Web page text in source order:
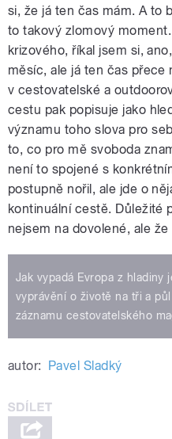
si, že já ten čas mám. A to
to takový zlomový
krizového, říkal jsem si,
měsíc, ale já ten čas přece
v cestovatelské a
cestu pak popisuje jako
významu toho slova pro
to, co pro mě svoboda
není to spojené s
postupně nořil, ale jde o
kontinuální cestě. Důležité
nejsem na dovolené, ale
Jak vypadá Evropa z
vyprávění o životě na tři a
záznamu cestovatelského
autor: Pavel Sladký